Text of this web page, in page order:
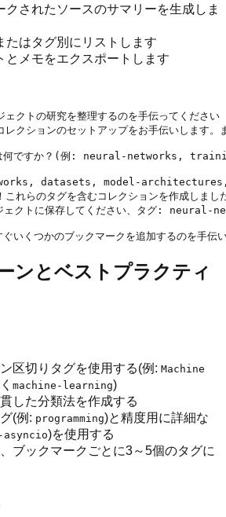
クされたソースのサマリーを生成しま
たはタグ別にリストします
とメモをエクスポートします
クトの研究を整理するのを手伝ってください
レクションのセットアップをお手伝いしま
は何ですか？(例: neural-networks,
datasets, model-
れらのタグを含むコレクションを作成しまし
ェクトに保存してください、タグ: neural-
ンとベストプラクティ
区切りタグを使用する(例: Machine
machine-learning)
した分類法を作成する
(例: programming)と精度用に詳細な
asyncio)を使用する
ブックマークごとに3～5個のタグに